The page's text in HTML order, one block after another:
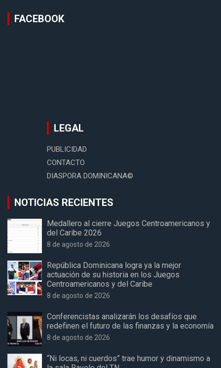
FACEBOOK
LEGAL
PUBLICIDAD
CONTACTO
DIASPORA DOMINICANA©
NOTICIAS RECIENTES
Medallero al cierre Juegos Centroamericanos y
del Caribe 2026
8 de agosto de 2026
República Dominicana logra ya la mejor
actuación de su historia en los Juegos
Centroamericanos y del Caribe
8 de agosto de 2026
Conferencistas analizarán los desafíos que
redefinen el futuro de las finanzas y la economía
8 de agosto de 2026
“Ni locas, ni cuerdos” trae humor y dinamismo a